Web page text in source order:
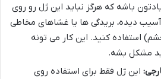
باشه که هرگز نباید این ژل رو روی
دیده، بریدگی ها یا غشاهای مخاطی
استفاده کنید. این کار می تونه
مشکل بشه.
این ژل فقط برای استفاده روی